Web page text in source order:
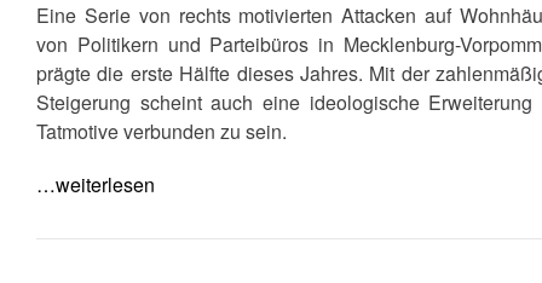
Eine Serie von rechts motivierten Attacken auf
von Politikern und Parteibüros in Mecklenburg-
prägte die erste Hälfte dieses Jahres. Mit der
Steigerung scheint auch eine ideologische Erweiterung
Tatmotive verbunden zu sein.
…weiterlesen